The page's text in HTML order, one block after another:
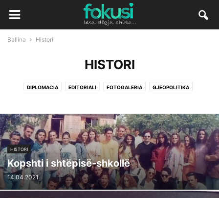
Ballina Histori
HISTORI
DIPLOMACIA EDITORIALI FOTOGALERIA GJEOPOLITIKA
HISTORI
Kopshti i shtëpisë-shkollë
14.04.2021